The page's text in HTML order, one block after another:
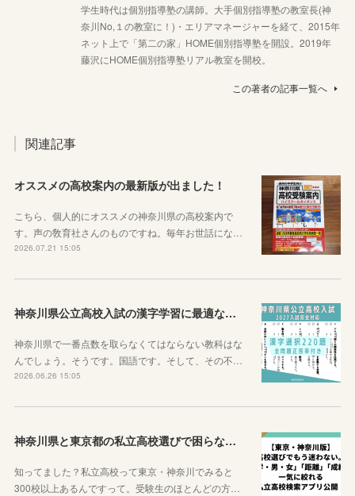
学生時代は個別指導塾の講師。大手個別指導塾の教室長(神
奈川No,１の教室に！)・エリアマネージャーを経て、2015年
ネット上で「第二の家」HOME個別指導塾を開設。2019年
藤沢にHOME個別指導塾リアル教室を開校。
この著者の記事一覧へ
関連記事
オススメの高校案内の最新版が出ました！
こちら、個人的にオススメの神奈川県の高校案内で
す。声の敎育社さんのものですね。毎年お世話にな…
2026.07.21 15:05
神奈川県公立高校入試の漢字学習に最適な教材を紹介します！
神奈川県で一番点数を取らなくてはならない教科はな
んでしょう。そうです。国語です。そして、その不…
2026.06.26 15:05
神奈川県と東京都の私立高校選びで困らなくなるサイトを紹介するよ！
知ってました？私立高校って東京・神奈川でみると
300校以上あるんですって。受験生のほとんどの方…